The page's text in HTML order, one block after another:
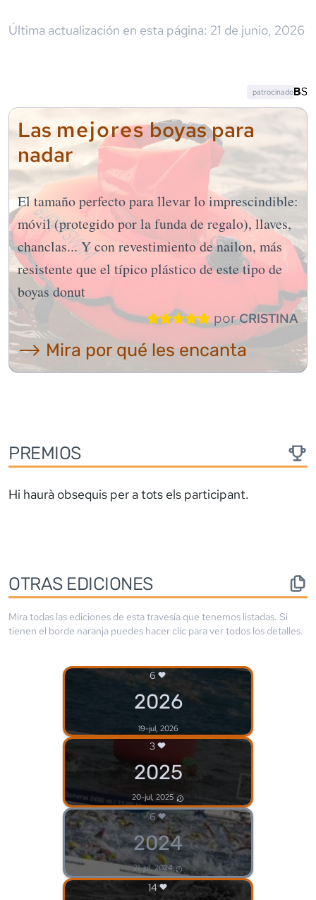
Última actualización en esta página: 21 de junio, 2026
Las mejoresboyas para
nadar
El tamaño perfecto para llevar lo imprescindible:
móvil (protegido por la funda de regalo), llaves,
chanclas... Y con revestimiento de nailon, más
resistente que el típico plástico de este tipo de
boyas donut
porCRISTINA
⟶ Mira por qué les encanta
patrocinado
PREMIOS
Hi haurà obsequis per a tots els participant.
OTRAS EDICIONES
Mira todas las ediciones de esta travesía que tenemos listadas. Si
tienen el borde naranja puedes hacer clic para ver todos los detalles.
6
2026
19-jul, 2026
3
2025
20-jul, 2025
6
2024
21-jul, 2024
14